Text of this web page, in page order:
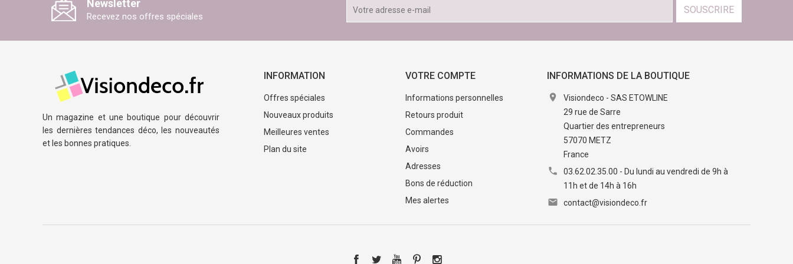
Newsletter
Recevez nos offres spéciales
SOUSCRIRE
Un magazine et une boutique pour découvrir
les dernières tendances déco, les nouveautés
et les bonnes pratiques.
INFORMATION
Offres spéciales
Nouveaux produits
Meilleures ventes
Plan du site
VOTRE COMPTE
Informations personnelles
Retours produit
Commandes
Avoirs
Adresses
Bons de réduction
Mes alertes
INFORMATIONS DE LA BOUTIQUE

Visiondeco - SAS ETOWLINE
29 rue de Sarre
Quartier des entrepreneurs
57070 METZ
France

03.62.02.35.00 - Du lundi au vendredi de 9h à
11h et de 14h à 16h
 contact@visiondeco.fr